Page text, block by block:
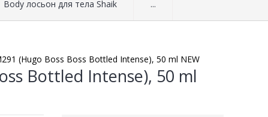
Body лосьон для тела Shaik ...
(Hugo Boss Boss Bottled Intense), 50 ml NEW
Bottled Intense), 50 ml